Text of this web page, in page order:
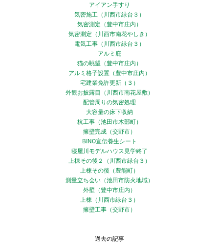
アイアン手すり
気密施工（川西市緑台３）
気密測定（豊中市庄内）
気密測定（川西市南花やしき）
電気工事（川西市緑台３）
アルミ庇
猫の眺望（豊中市庄内）
アルミ格子設置（豊中市庄内）
宅建業免許更新（３）
外観お披露目（川西市南花屋敷）
配管周りの気密処理
大容量の床下収納
杭工事（池田市木部町）
擁壁完成（交野市）
BINO宣伝養生シート
寝屋川モデルハウス見学終了
上棟その後２（川西市緑台３）
上棟その後（豊能町）
測量立ち会い（池田市防火地域）
外壁（豊中市庄内）
上棟（川西市緑台３）
擁壁工事（交野市）
過去の記事